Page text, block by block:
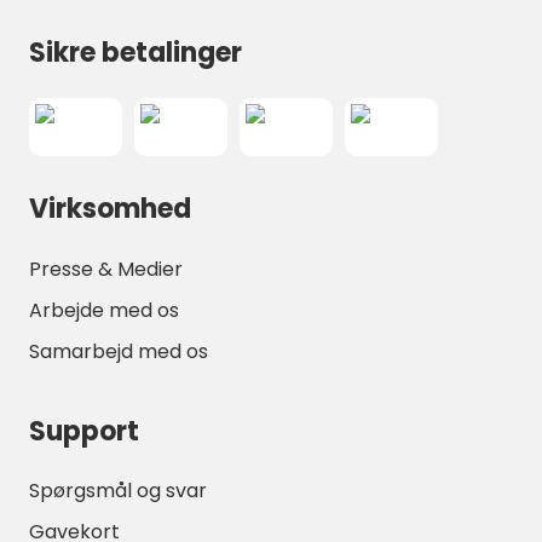
Sikre betalinger
Virksomhed
Presse & Medier
Arbejde med os
Samarbejd med os
Support
Spørgsmål og svar
Gavekort